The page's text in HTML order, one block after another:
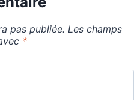
pas publiée. Les champs
*